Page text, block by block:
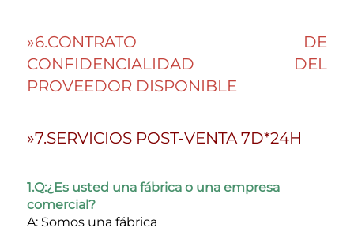
»6.CONTRATO DE
CONFIDENCIALIDAD DEL
PROVEEDOR DISPONIBLE
»7.SERVICIOS POST-VENTA 7D*24H
1.Q:¿Es usted una fábrica o una empresa
comercial?
A: Somos una fábrica